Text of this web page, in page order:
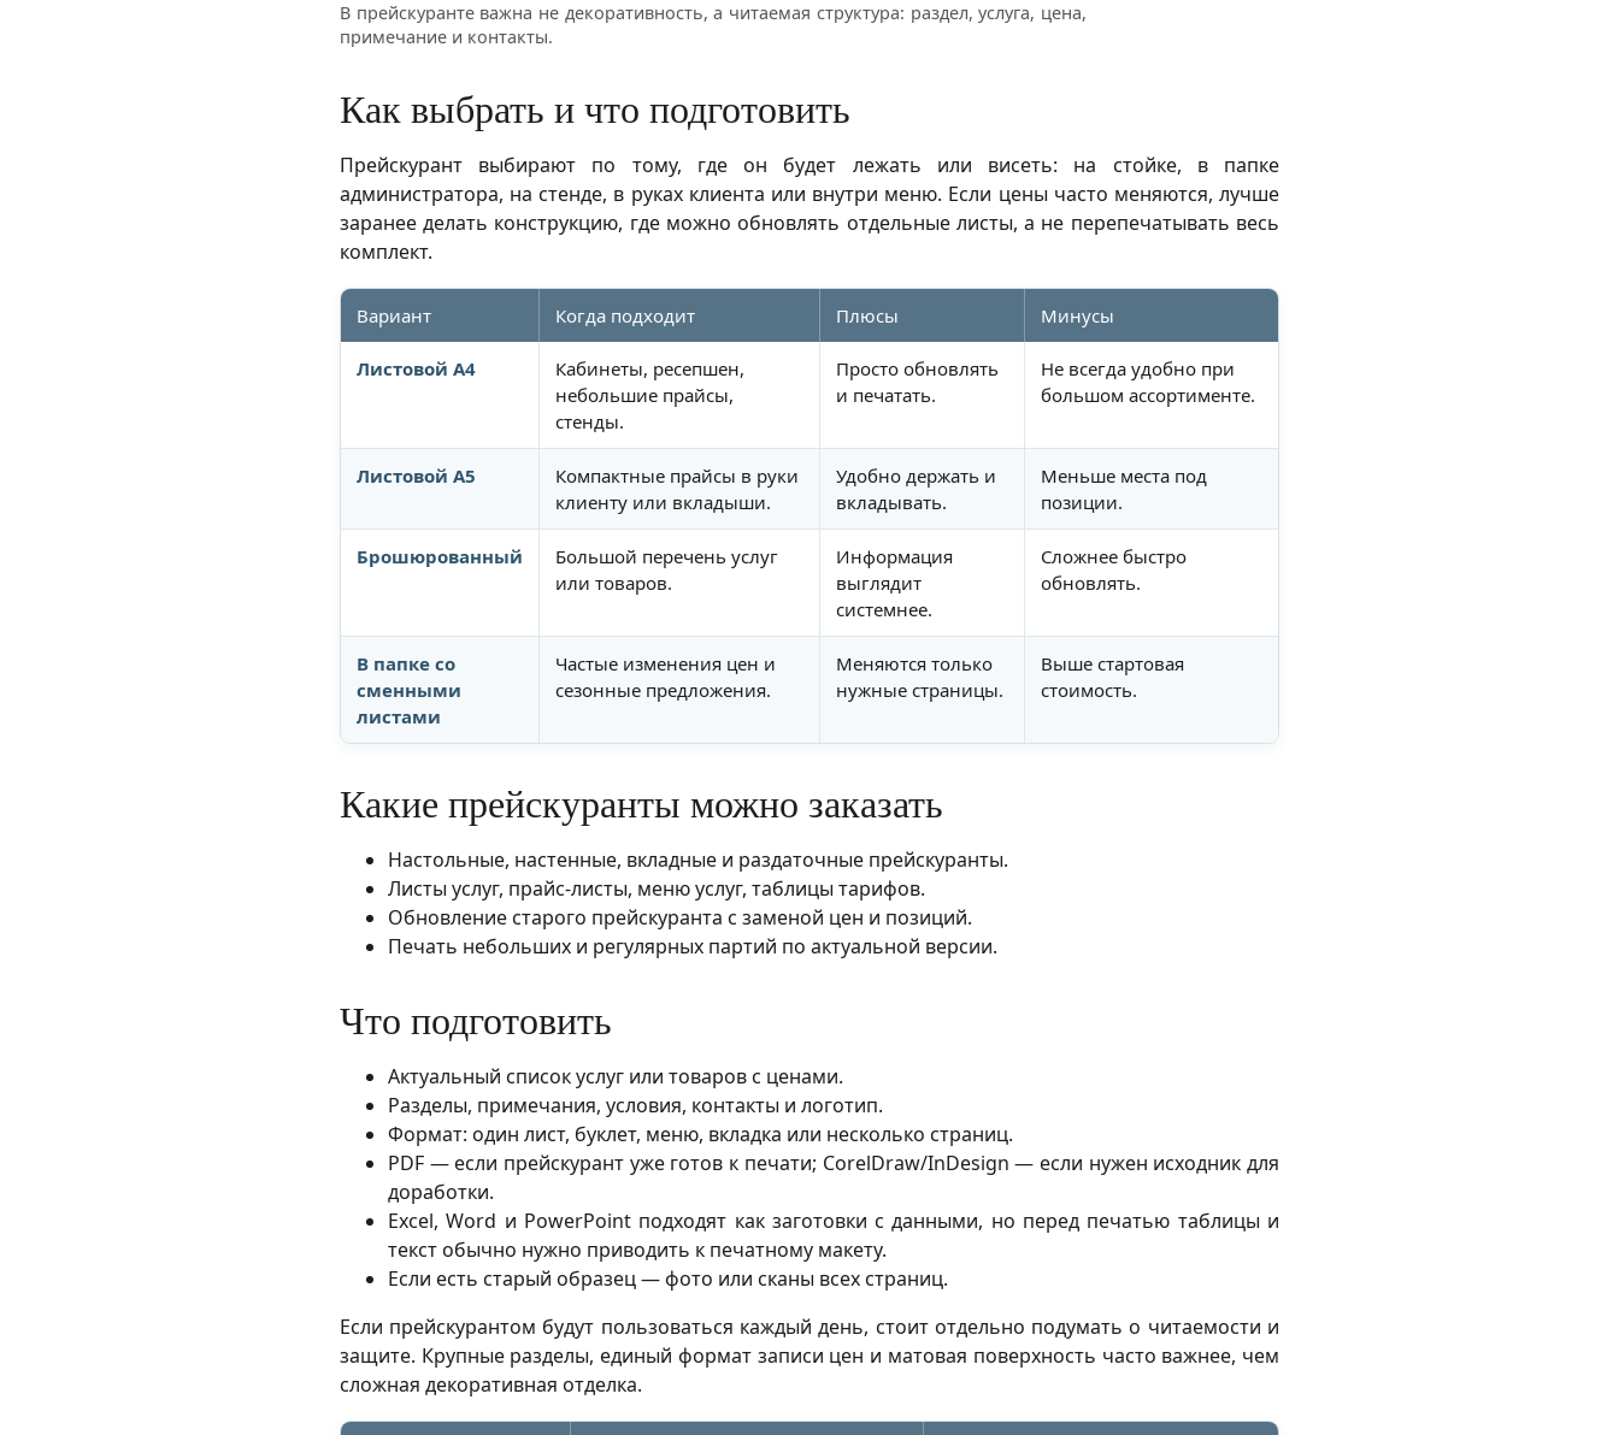
В прейскуранте важна не декоративность, а читаемая структура: раздел, услуга, цена,
примечание и контакты.
Как выбрать и что подготовить
Прейскурант выбирают по тому, где он будет лежать или висеть: на стойке, в папке
администратора, на стенде, в руках клиента или внутри меню. Если цены часто меняются, лучше
заранее делать конструкцию, где можно обновлять отдельные листы, а не перепечатывать весь
комплект.
Вариант Когда подходит Плюсы Минусы
Листовой A4
Кабинеты, ресепшен,
небольшие прайсы,
стенды.
Просто обновлять
и печатать.
Не всегда удобно при
большом ассортименте.
Листовой A5
Компактные прайсы в руки
клиенту или вкладыши.
Удобно держать и
вкладывать.
Меньше места под
позиции.
Брошюрованный
Большой перечень услуг
или товаров.
Информация
выглядит
системнее.
Сложнее быстро
обновлять.
В папке со
сменными
листами
Частые изменения цен и
сезонные предложения.
Меняются только
нужные страницы.
Выше стартовая
стоимость.
Какие прейскуранты можно заказать
Настольные, настенные, вкладные и раздаточные прейскуранты.
Листы услуг, прайс-листы, меню услуг, таблицы тарифов.
Обновление старого прейскуранта с заменой цен и позиций.
Печать небольших и регулярных партий по актуальной версии.
Что подготовить
Актуальный список услуг или товаров с ценами.
Разделы, примечания, условия, контакты и логотип.
Формат: один лист, буклет, меню, вкладка или несколько страниц.
PDF — если прейскурант уже готов к печати; CorelDraw/InDesign — если нужен исходник для
доработки.
Excel, Word и PowerPoint подходят как заготовки с данными, но перед печатью таблицы и
текст обычно нужно приводить к печатному макету.
Если есть старый образец — фото или сканы всех страниц.
Если прейскурантом будут пользоваться каждый день, стоит отдельно подумать о читаемости и
защите. Крупные разделы, единый формат записи цен и матовая поверхность часто важнее, чем
сложная декоративная отделка.